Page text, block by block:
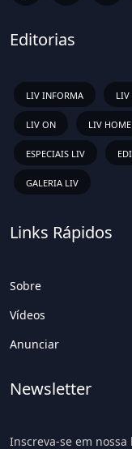
Editorias
LIV INFORMA LIV
LIV ON LIV HOME
ESPECIAIS LIV
GALERIA LIV
Links Rápidos
Sobre
Vídeos
Anunciar
Newsletter
Inscreva-se em